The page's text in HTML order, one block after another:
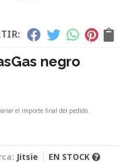
negro
el importe final del pedido.
Jitsie EN STOCK